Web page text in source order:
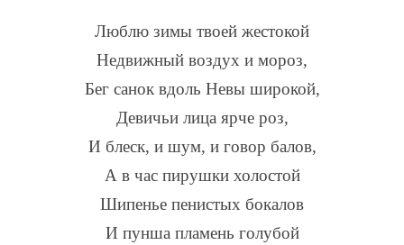
Люблю зимы твоей жестокой
Недвижный воздух и мороз,
Бег санок вдоль Невы широкой,
Девичьи лица ярче роз,
И блеск, и шум, и говор балов,
А в час пирушки холостой
Шипенье пенистых бокалов
И пунша пламень голубой